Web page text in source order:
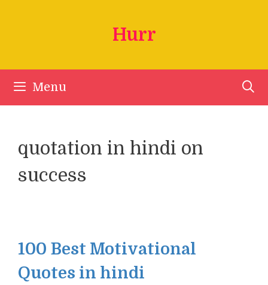
Hurr
Menu
quotation in hindi on
success
100 Best Motivational
Quotes in hindi